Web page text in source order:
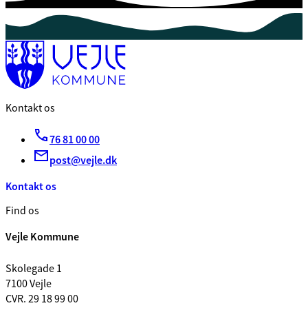
Kontakt os
76 81 00 00
post@vejle.dk
Kontakt os
Find os
Vejle Kommune
Skolegade 1
7100 Vejle
CVR. 29 18 99 00